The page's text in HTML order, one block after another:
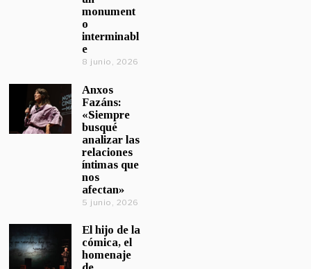
monument
o
interminabl
e
8 junio, 2026
Anxos
Fazáns:
«Siempre
busqué
analizar las
relaciones
íntimas que
nos
afectan»
5 junio, 2026
El hijo de la
cómica, el
homenaje